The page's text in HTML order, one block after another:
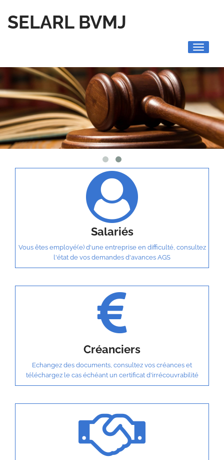
SELARL BVMJ
Toggle
Salariés
Vous êtes employé(e) d'une entreprise en difficulté, consultez
l'état de vos demandes d'avances AGS
Créanciers
Echangez des documents, consultez vos créances et
téléchargez le cas échéant un certificat d'irrécouvrabilité